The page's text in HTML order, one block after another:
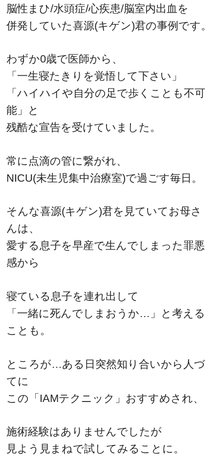
脳性まひ/水頭症/心疾患/脳室内出血を
併発していた喜源(キゲン)君の事例です。
わずか0歳で医師から、
「一生寝たきりを覚悟して下さい」
「ハイハイや自分の足で歩くことも不可
能」と
残酷な宣告を受けていました。
常に点滴の管に繋がれ、
NICU(未生児集中治療室)で過ごす毎日。
そんな喜源(キゲン)君を見ていてお母さ
んは、
愛する息子を早産で生んでしまった罪悪
感から
寝ている息子を連れ出して
「一緒に死んでしまおうか…」と考える
ことも。
ところが…ある日突然知り合いから人づ
てに
この「IAMテクニック」おすすめされ、
施術経験はありませんでしたが
見よう見まねで試してみることに。